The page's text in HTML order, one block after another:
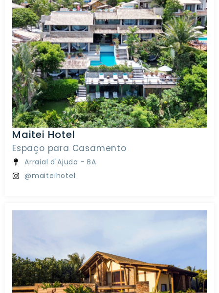
Maitei Hotel
Espaço para Casamento
Arraial d'Ajuda - BA
@maiteihotel